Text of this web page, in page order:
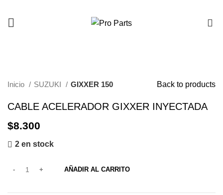
Inicio SUZUKI GIXXER 150 Back to products
CABLE ACELERADOR GIXXER INYECTADA
$8.300
2 en stock
AÑADIR AL CARRITO